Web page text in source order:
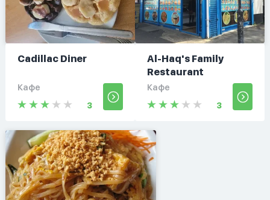
Cadillac Diner
Кафе
3
Al-Haq's Family
Restaurant
Кафе
3